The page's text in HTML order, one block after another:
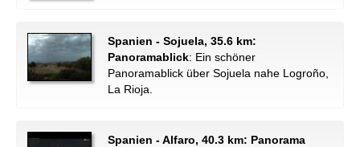
Spanien - Sojuela, 35.6 km:
Panoramablick: Ein schöner
Panoramablick über Sojuela nahe Logroño,
La Rioja.
Spanien - Alfaro, 40.3 km: Panorama